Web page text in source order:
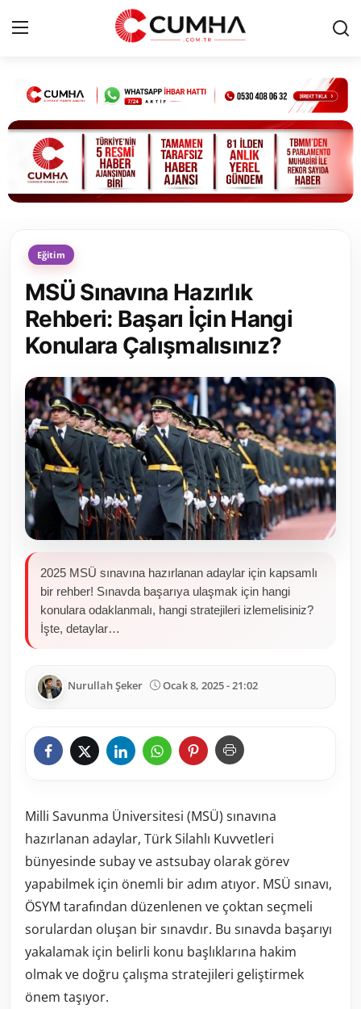
Kurumsal
Cumhurbaşkanlığı
Bakanlıklar
Siyasi Partiler
Yerel Yönetimler
Mülki İdare
Toplum ve Yaşam
Sivil Toplum Kuruluşları
Kamu Kurumları ve Üst Kurullar
Resmi Reklamlar
Eğitim
MSÜ Sınavına Hazırlık
Rehberi: Başarı İçin Hangi
Konulara Çalışmalısınız?
2025 MSÜ sınavına hazırlanan adaylar için kapsamlı
bir rehber! Sınavda başarıya ulaşmak için hangi
konulara odaklanmalı, hangi stratejileri izlemelisiniz?
İşte, detaylar…
Nurullah Şeker Ocak 8, 2025 - 21:02
Milli Savunma Üniversitesi (MSÜ) sınavına
hazırlanan adaylar, Türk Silahlı Kuvvetleri
bünyesinde subay ve astsubay olarak görev
yapabilmek için önemli bir adım atıyor. MSÜ sınavı,
ÖSYM tarafından düzenlenen ve çoktan seçmeli
sorulardan oluşan bir sınavdır. Bu sınavda başarıyı
yakalamak için belirli konu başlıklarına hakim
olmak ve doğru çalışma stratejileri geliştirmek
önem taşıyor.